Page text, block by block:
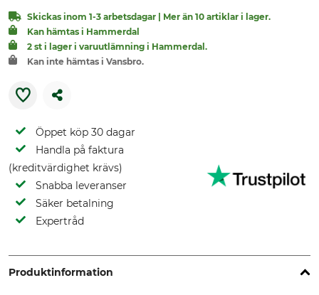
Skickas inom 1-3 arbetsdagar | Mer än 10 artiklar i lager.
Kan hämtas i Hammerdal
2 st i lager i varuutlämning i Hammerdal.
Kan inte hämtas i Vansbro.
Öppet köp 30 dagar
Handla på faktura
(kreditvärdighet krävs)
Snabba leveranser
Säker betalning
Expertråd
Produktinformation